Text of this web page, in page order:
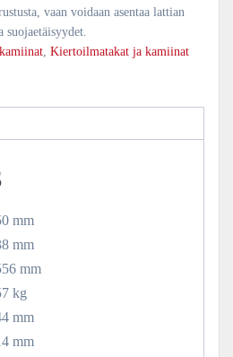
vaan voidaan asentaa lattian
suojaetäisyydet.
, Kiertoilmatakat ja kamiinat
mm
mm
mm
kg
mm
mm